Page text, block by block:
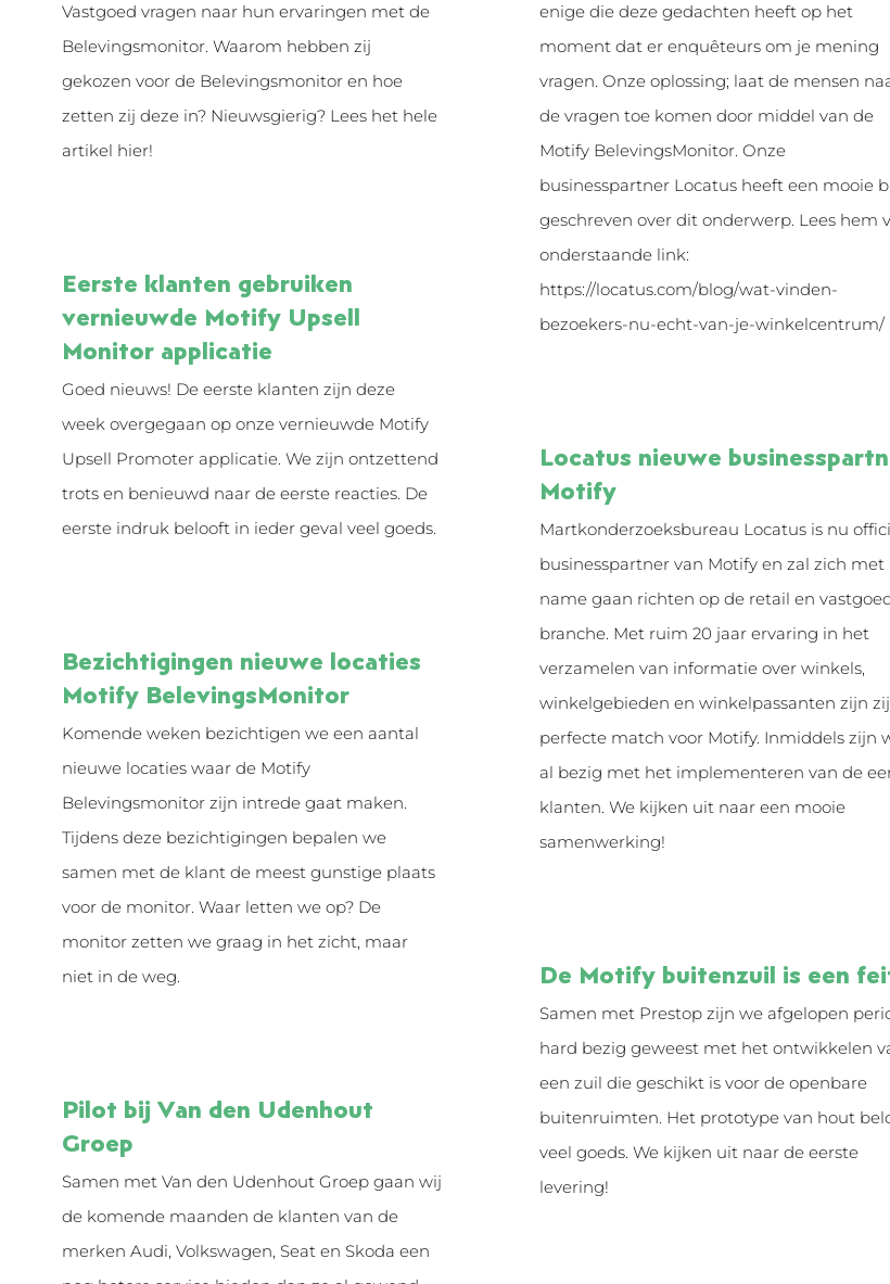
Vastgoed vragen naar hun ervaringen met de
Belevingsmonitor. Waarom hebben zij
gekozen voor de Belevingsmonitor en hoe
zetten zij deze in? Nieuwsgierig? Lees het hele
artikel hier!
enige die deze gedachten heeft op het
moment dat er enquêteurs om je mening
vragen. Onze oplossing; laat de mensen
de vragen toe komen door middel van de
Motify BelevingsMonitor. Onze
businesspartner Locatus heeft een mooie
geschreven over dit onderwerp. Lees hem
onderstaande link:
https://locatus.com/blog/wat-vinden-
bezoekers-nu-echt-van-je-winkelcentrum/
Eerste klanten gebruiken
vernieuwde Motify Upsell
Monitor applicatie
Goed nieuws! De eerste klanten zijn deze
week overgegaan op onze vernieuwde Motify
Upsell Promoter applicatie. We zijn ontzettend
trots en benieuwd naar de eerste reacties. De
eerste indruk belooft in ieder geval veel goeds.
Locatus nieuwe
Motify
Martkonderzoeksbureau Locatus is nu
businesspartner van Motify en zal zich met
name gaan richten op de retail en
branche. Met ruim 20 jaar ervaring in het
verzamelen van informatie over winkels,
winkelgebieden en winkelpassanten zijn
perfecte match voor Motify. Inmiddels zijn
al bezig met het implementeren van de
klanten. We kijken uit naar een mooie
samenwerking!
Bezichtigingen nieuwe locaties
Motify BelevingsMonitor
Komende weken bezichtigen we een aantal
nieuwe locaties waar de Motify
Belevingsmonitor zijn intrede gaat maken.
Tijdens deze bezichtigingen bepalen we
samen met de klant de meest gunstige plaats
voor de monitor. Waar letten we op? De
monitor zetten we graag in het zicht, maar
niet in de weg.
De Motify buitenzuil is een
Samen met Prestop zijn we afgelopen
hard bezig geweest met het ontwikkelen
een zuil die geschikt is voor de openbare
buitenruimten. Het prototype van hout
veel goeds. We kijken uit naar de eerste
levering!
Pilot bij Van den Udenhout
Groep
Samen met Van den Udenhout Groep gaan wij
de komende maanden de klanten van de
merken Audi, Volkswagen, Seat en Skoda een